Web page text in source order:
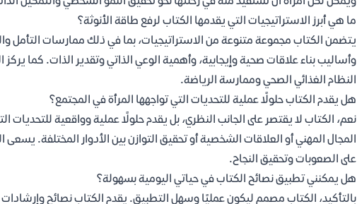
ما هي أبرز الاستراتيجيات التي يقدمها الكتاب لرفع طاقة الأنوثة؟
يتضمن الكتاب مجموعة متنوعة من الاستراتيجيات، بما في ذلك ممارسات التأمل
وأساليب بناء علاقات صحية وإيجابية، وأهمية الوعي الذاتي وتقدير الذات. كما
النظام الغذائي الصحي وممارسة الرياضة.
هل يقدم الكتاب حلولًا عملية للتحديات التي تواجهها المرأة في المجتمع؟
نعم، الكتاب لا يقتصر على الجانب النظري، بل يقدم حلولًا عملية وواقعية للتحديات
المجال المهني أو العلاقات الشخصية أو تحقيق التوازن بين الأدوار المختلفة. يسعى
على الصعوبات وتحقيق النجاح.
هل يمكنني تطبيق نصائح الكتاب في حياتي اليومية بسهولة؟
بالتأكيد، الكتاب مصمم ليكون عمليًا وسهل التطبيق. يقدم الكتاب نصائح